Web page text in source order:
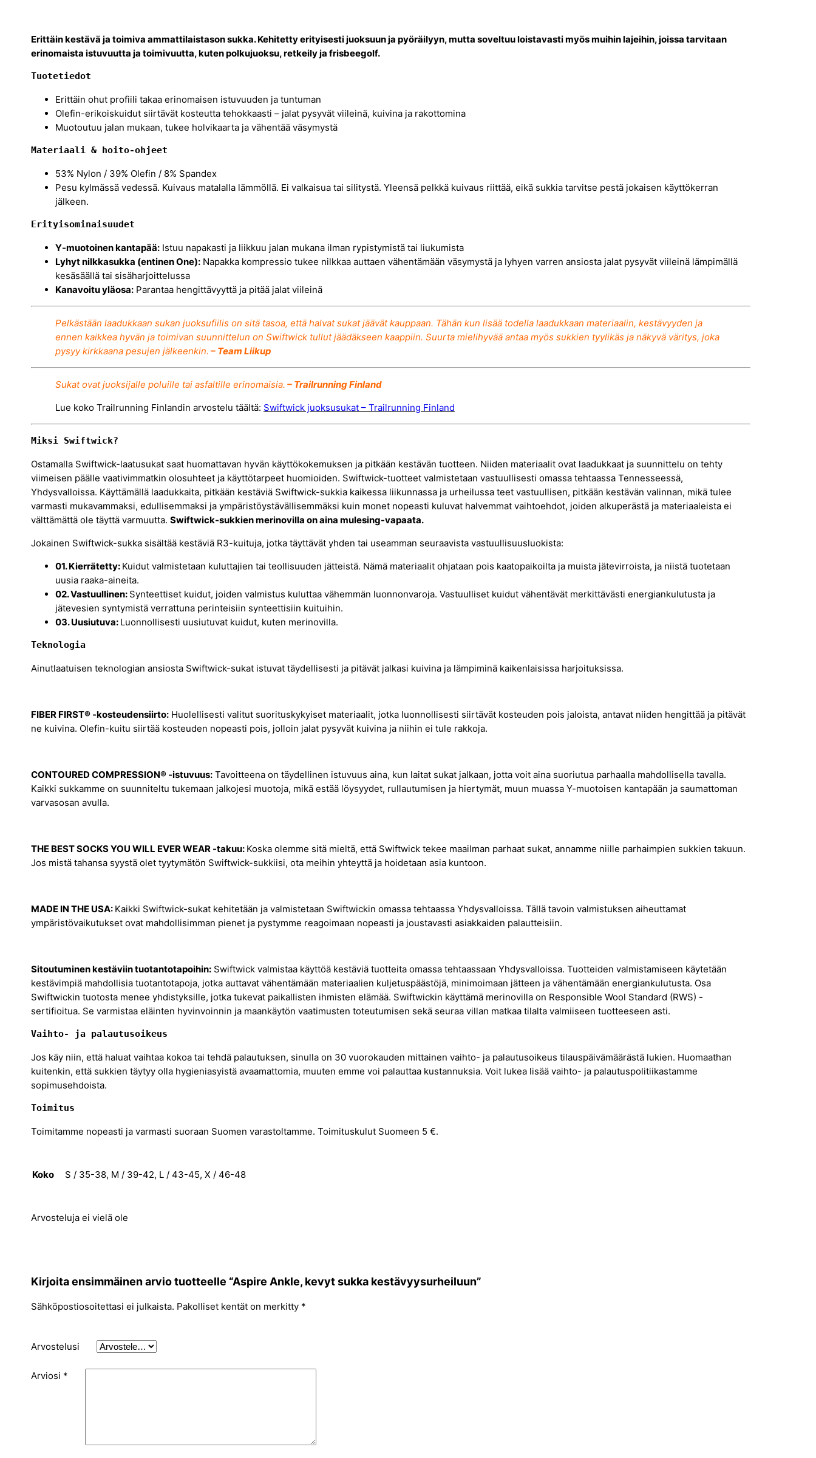
,
y
t
k
e
ä
v
y
s
u
r
h
l
u
u
n
m
r
ä
Erittäin kestävä ja toimiva ammattilaistason sukka. Kehitetty erityisesti juoksuun ja pyöräilyyn, mutta soveltuu loistavasti myös muihin lajeihin, joissa tarvitaan
erinomaista istuvuutta ja toimivuutta, kuten polkujuoksu, retkeily ja frisbeegolf.
Tuotetiedot
Erittäin ohut profiili takaa erinomaisen istuvuuden ja tuntuman
Olefin-erikoiskuidut siirtävät kosteutta tehokkaasti – jalat pysyvät viileinä, kuivina ja rakottomina
Muotoutuu jalan mukaan, tukee holvikaarta ja vähentää väsymystä
Materiaali & hoito-ohjeet
53% Nylon / 39% Olefin / 8% Spandex
Pesu kylmässä vedessä. Kuivaus matalalla lämmöllä. Ei valkaisua tai silitystä. Yleensä pelkkä kuivaus riittää, eikä sukkia tarvitse pestä jokaisen käyttökerran
jälkeen.
Erityisominaisuudet
Y-muotoinen kantapää: Istuu napakasti ja liikkuu jalan mukana ilman rypistymistä tai liukumista
Lyhyt nilkkasukka (entinen One): Napakka kompressio tukee nilkkaa auttaen vähentämään väsymystä ja lyhyen varren ansiosta jalat pysyvät viileinä lämpimällä
kesäsäällä tai sisäharjoittelussa
Kanavoitu yläosa: Parantaa hengittävyyttä ja pitää jalat viileinä
Pelkästään laadukkaan sukan juoksufiilis on sitä tasoa, että halvat sukat jäävät kauppaan. Tähän kun lisää todella laadukkaan materiaalin, kestävyyden ja
ennen kaikkea hyvän ja toimivan suunnittelun on Swiftwick tullut jäädäkseen kaappiin. Suurta mielihyvää antaa myös sukkien tyylikäs ja näkyvä väritys, joka
pysyy kirkkaana pesujen jälkeenkin. – Team Liikup
Sukat ovat juoksijalle poluille tai asfaltille erinomaisia. – Trailrunning Finland
Lue koko Trailrunning Finlandin arvostelu täältä: Swiftwick juoksusukat – Trailrunning Finland
Miksi Swiftwick?
Ostamalla Swiftwick-laatusukat saat huomattavan hyvän käyttökokemuksen ja pitkään kestävän tuotteen. Niiden materiaalit ovat laadukkaat ja suunnittelu on tehty
viimeisen päälle vaativimmatkin olosuhteet ja käyttötarpeet huomioiden. Swiftwick-tuotteet valmistetaan vastuullisesti omassa tehtaassa Tennesseessä,
Yhdysvalloissa. Käyttämällä laadukkaita, pitkään kestäviä Swiftwick-sukkia kaikessa liikunnassa ja urheilussa teet vastuullisen, pitkään kestävän valinnan, mikä tulee
varmasti mukavammaksi, edullisemmaksi ja ympäristöystävällisemmäksi kuin monet nopeasti kuluvat halvemmat vaihtoehdot, joiden alkuperästä ja materiaaleista ei
välttämättä ole täyttä varmuutta. Swiftwick-sukkien merinovilla on aina mulesing-vapaata.
Jokainen Swiftwick-sukka sisältää kestäviä R3-kuituja, jotka täyttävät yhden tai useamman seuraavista vastuullisuusluokista:
01. Kierrätetty: Kuidut valmistetaan kuluttajien tai teollisuuden jätteistä. Nämä materiaalit ohjataan pois kaatopaikoilta ja muista jätevirroista, ja niistä tuotetaan
uusia raaka-aineita.
02. Vastuullinen: Synteettiset kuidut, joiden valmistus kuluttaa vähemmän luonnonvaroja. Vastuulliset kuidut vähentävät merkittävästi energiankulutusta ja
jätevesien syntymistä verrattuna perinteisiin synteettisiin kuituihin.
03. Uusiutuva: Luonnollisesti uusiutuvat kuidut, kuten merinovilla.
Teknologia
Ainutlaatuisen teknologian ansiosta Swiftwick-sukat istuvat täydellisesti ja pitävät jalkasi kuivina ja lämpiminä kaikenlaisissa harjoituksissa.
FIBER FIRST® -kosteudensiirto: Huolellisesti valitut suorituskykyiset materiaalit, jotka luonnollisesti siirtävät kosteuden pois jaloista, antavat niiden hengittää ja pitävät
ne kuivina. Olefin-kuitu siirtää kosteuden nopeasti pois, jolloin jalat pysyvät kuivina ja niihin ei tule rakkoja.
CONTOUREDCOMPRESSION® -istuvuus: Tavoitteena on täydellinen istuvuus aina, kun laitat sukat jalkaan, jotta voit aina suoriutua parhaalla mahdollisella tavalla.
Kaikki sukkamme on suunniteltu tukemaan jalkojesi muotoja, mikä estää löysyydet, rullautumisen ja hiertymät, muun muassa Y-muotoisen kantapään ja saumattoman
varvasosan avulla.
THE BEST SOCKS YOU WILL EVER WEAR -takuu: Koska olemme sitä mieltä, että Swiftwick tekee maailman parhaat sukat, annamme niille parhaimpien sukkien takuun.
Jos mistä tahansa syystä olet tyytymätön Swiftwick-sukkiisi, ota meihin yhteyttä ja hoidetaan asia kuntoon.
MADE IN THE USA: Kaikki Swiftwick-sukat kehitetään ja valmistetaan Swiftwickin omassa tehtaassa Yhdysvalloissa. Tällä tavoin valmistuksen aiheuttamat
ympäristövaikutukset ovat mahdollisimman pienet ja pystymme reagoimaan nopeasti ja joustavasti asiakkaiden palautteisiin.
Sitoutuminen kestäviin tuotantotapoihin: Swiftwick valmistaa käyttöä kestäviä tuotteita omassa tehtaassaan Yhdysvalloissa. Tuotteiden valmistamiseen käytetään
kestävimpiä mahdollisia tuotantotapoja, jotka auttavat vähentämään materiaalien kuljetuspäästöjä, minimoimaan jätteen ja vähentämään energiankulutusta. Osa
Swiftwickin tuotosta menee yhdistyksille, jotka tukevat paikallisten ihmisten elämää. Swiftwickin käyttämä merinovilla on Responsible Wool Standard (RWS) -
sertifioitua. Se varmistaa eläinten hyvinvoinnin ja maankäytön vaatimusten toteutumisen sekä seuraa villan matkaa tilalta valmiiseen tuotteeseen asti.
Vaihto- ja palautusoikeus
Jos käy niin, että haluat vaihtaa kokoa tai tehdä palautuksen, sinulla on 30 vuorokauden mittainen vaihto- ja palautusoikeus tilauspäivämäärästä lukien. Huomaathan
kuitenkin, että sukkien täytyy olla hygieniasyistä avaamattomia, muuten emme voi palauttaa kustannuksia. Voit lukea lisää vaihto- ja palautuspolitiikastamme
sopimusehdoista.
Toimitus
Toimitamme nopeasti ja varmasti suoraan Suomen varastoltamme. Toimituskulut Suomeen 5 €.
Koko S / 35-38, M / 39-42, L / 43-45, X / 46-48
Arvosteluja ei vielä ole
Kirjoita ensimmäinen arvio tuotteelle “Aspire Ankle, kevyt sukka kestävyysurheiluun”
Sähköpostiosoitettasi ei julkaista. Pakolliset kentät on merkitty *
Arvostelusi
Arviosi *